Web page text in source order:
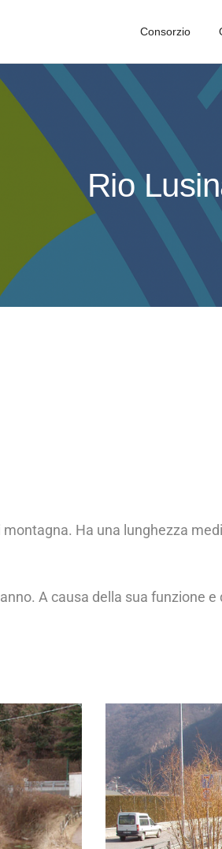
Consorzio
Rio
Ha una lunghezza
A causa della sua funzione